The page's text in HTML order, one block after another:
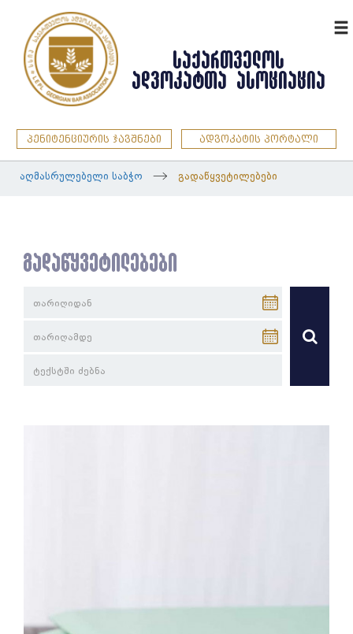
ᲡᲐᲥᲐᲠᲗᲕᲔᲚᲝᲡ
ᲐᲓᲕᲝᲙᲐᲢᲗᲐ ᲐᲡᲝᲪᲘᲐᲪᲘᲐ
პენიტენციურის ჯავშნები ადვოკატის პორტალი
აღმასრულებელი საბჭო გადაწყვეტილებები
გადაწყვეტილებები